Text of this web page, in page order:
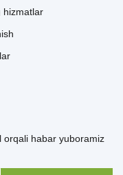
hizmatlar
orqali habar yuboramiz